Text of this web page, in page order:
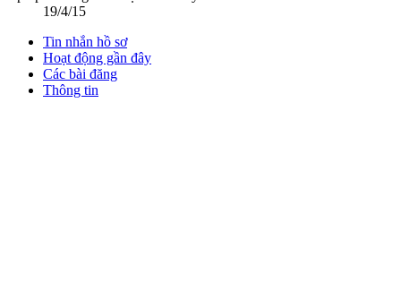
19/4/15
Tin nhắn hồ sơ
Hoạt động gần đây
Các bài đăng
Thông tin